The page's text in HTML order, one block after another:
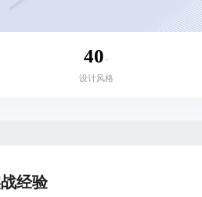
40+
设计风格
经验